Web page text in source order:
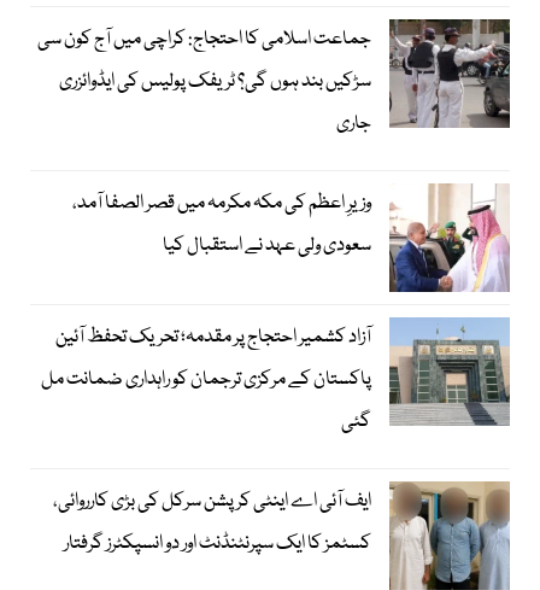
جماعت اسلامی کا احتجاج: کراچی میں آج کون سی
سڑکیں بند ہوں گی؟ ٹریفک پولیس کی ایڈوائزری
جاری
وزیرِ اعظم کی مکہ مکرمہ میں قصر الصفا آمد،
سعودی ولی عہد نے استقبال کیا
آزاد کشمیر احتجاج پر مقدمہ؛ تحریک تحفظ آئین
پاکستان کے مرکزی ترجمان کو راہداری ضمانت مل
گئی
ایف آئی اے اینٹی کرپشن سرکل کی بڑی کارروائی،
کسٹمز کا ایک سپرنٹنڈنٹ اور دو انسپکٹرز گرفتار